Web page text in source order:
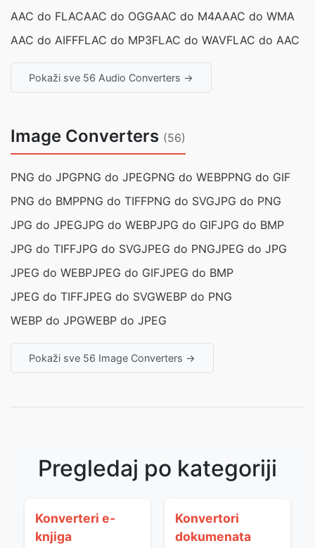
AAC do FLACAAC do OGGAAC do M4AAAC do WMA
AAC do AIFFFLAC do MP3FLAC do WAVFLAC do AAC
Pokaži sve 56 Audio Converters →
Image Converters (56)
PNG do JPGPNG do JPEGPNG do WEBPPNG do GIF
PNG do BMPPNG do TIFFPNG do SVGJPG do PNG
JPG do JPEGJPG do WEBPJPG do GIFJPG do BMP
JPG do TIFFJPG do SVGJPEG do PNGJPEG do JPG
JPEG do WEBPJPEG do GIFJPEG do BMP
JPEG do TIFFJPEG do SVGWEBP do PNG
WEBP do JPGWEBP do JPEG
Pokaži sve 56 Image Converters →
Pregledaj po kategoriji
Konverteri e-
knjiga
Konvertori
dokumenata